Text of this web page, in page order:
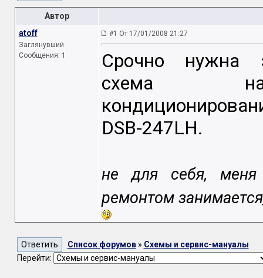
Автор
atoff
Заглянувший
Сообщения: 1
#1 От 17/01/2008 21:27
Cрочно нужна
схема
DSB-247LH.
не для себя, меня
ремонтом
Список форумов» Схемы и сервис-мануалы
Перейти: